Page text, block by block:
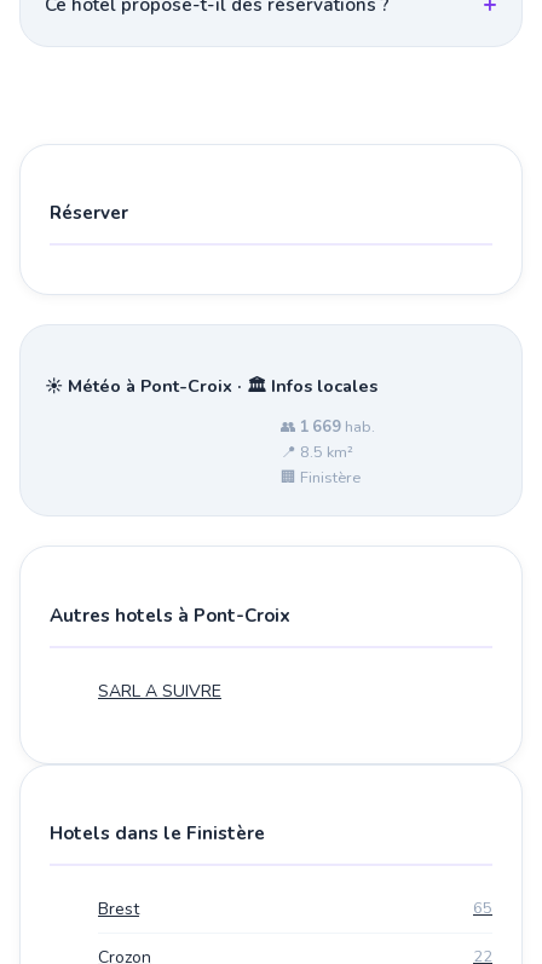
Ce hotel propose-t-il des réservations ?
Réserver
☀️ Météo à Pont-Croix · 🏛️ Infos locales
👥 1 669 hab.
📍 8.5 km²
🏢 Finistère
Autres hotels à Pont-Croix
SARL A SUIVRE
Hotels dans le Finistère
Brest 65
Crozon 22